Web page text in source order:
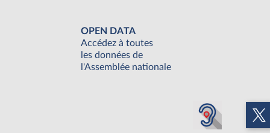
OPEN DATA
Accédez à toutes
les données de
l'Assemblée nationale